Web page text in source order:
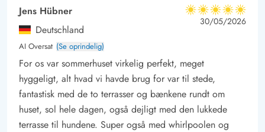
kommer også til at bo nær hjertet af Bjerregård med kun 500
meter til den brede sandstrand. Tag en dukkert i de blå bølger
på en hed sommerdag, gå en tur langs vandet i
efterårsblæsten, mens bølgerne danser i vinden, eller overvær
de smukke solnedgange fra klittoppen. Her er altid noget nyt
at opleve.
Den lokale købmand ligger knap 2 km væk, og her kan I hver
dag hente nybagt brød til morgenbordet.
Jens Hübner
Deutschland
AI Oversat (Se oprindelig)
5 ud af 5
5 ud af 5
5 out of 5
30/05/2026
For os var sommerhuset virkelig perfekt, meget
hyggeligt, alt hvad vi havde brug for var til stede,
fantastisk med de to terrasser og bænkene rundt om
huset, sol hele dagen, også dejligt med den lukkede
terrasse til hundene. Super også med whirlpoolen og